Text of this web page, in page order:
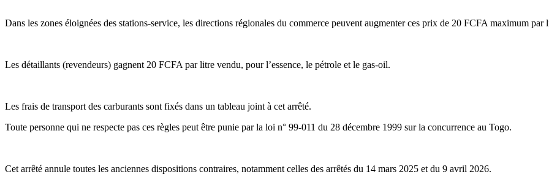
Dans les zones éloignées des stations-service, les directions régionales du commerce peuvent augmenter ces prix de 20 FCFA maximum par
Les détaillants (revendeurs) gagnent 20 FCFA par litre vendu, pour l’essence, le pétrole et le gas-oil.
Les frais de transport des carburants sont fixés dans un tableau joint à cet arrêté.
Toute personne qui ne respecte pas ces règles peut être punie par la loi n° 99-011 du 28 décembre 1999 sur la concurrence au Togo.
Cet arrêté annule toutes les anciennes dispositions contraires, notamment celles des arrêtés du 14 mars 2025 et du 9 avril 2026.